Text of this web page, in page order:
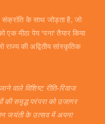
के साथ जोड़ता है, जो
मीठा पेय 'पना' तैयार किया
राज्य की अद्वितीय सांस्कृतिक
वाले विशिष्ट रीति-रिवाज
की समृद्ध परंपरा को उजागर
जयंती के उत्सव में अपना